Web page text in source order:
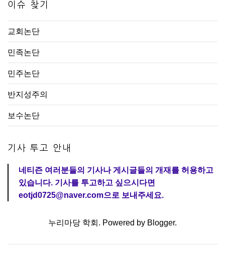
이슈 찾기
교회논단
민족논단
민주논단
반지성주의
보수논단
기사 투고 안내
네티즌 여러분들의 기사나 게시글들의 개재를 허용하고
있습니다. 기사를 투고하고 싶으시다면
eotjd0725@naver.com으로 보내주세요.
누리마당 학회. Powered by Blogger.